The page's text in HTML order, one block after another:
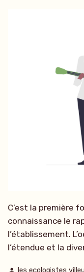
C’est la première
connaissance le
l’établissement.
l’étendue et la
Publié
les ecologistes